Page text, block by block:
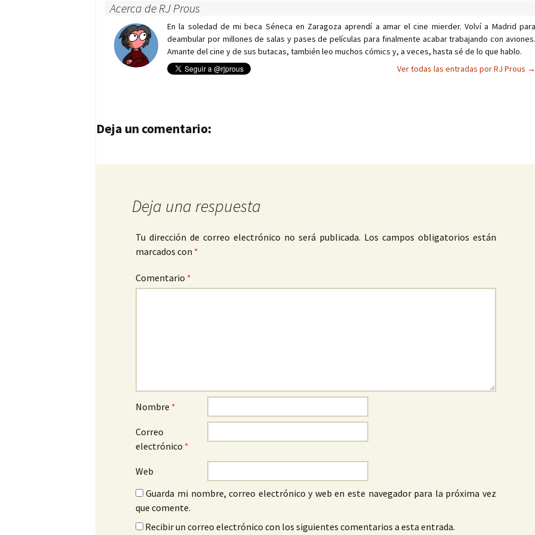
Acerca de RJ Prous
En la soledad de mi beca Séneca en Zaragoza aprendí a amar el cine mierder. Volví a Madrid para
deambular por millones de salas y pases de películas para finalmente acabar trabajando con aviones.
Amante del cine y de sus butacas, también leo muchos cómics y, a veces, hasta sé de lo que hablo.
Ver todas las entradas por RJ Prous →
Navegación de entradas
Deja un comentario:
Deja una respuesta
Tu dirección de correo electrónico no será publicada. Los campos obligatorios están
marcados con *
Comentario *
Nombre *
Correo
electrónico *
Web
Guarda mi nombre, correo electrónico y web en este navegador para la próxima vez
que comente.
Recibir un correo electrónico con los siguientes comentarios a esta entrada.